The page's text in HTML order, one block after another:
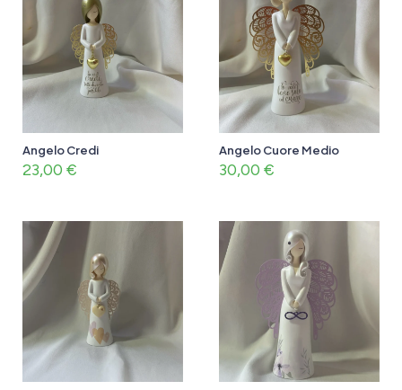
Angelo Credi
23,00 €
Angelo Cuore Medio
30,00 €